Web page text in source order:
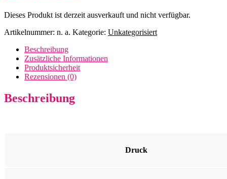
Dieses Produkt ist derzeit ausverkauft und nicht verfügbar.
Artikelnummer: n. a. Kategorie: Unkategorisiert
Beschreibung
Zusätzliche Informationen
Produktsicherheit
Rezensionen (0)
Beschreibung
Druck